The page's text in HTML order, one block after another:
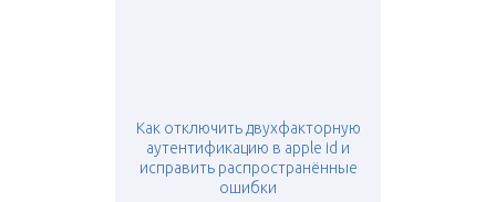
Как отключить двухфакторную
аутентификацию в apple id и
исправить распространённые
ошибки